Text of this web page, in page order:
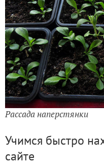
Рассада наперстянки
Учимся быстро
сайте